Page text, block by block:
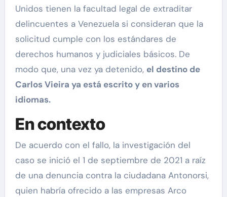
Unidos tienen la facultad legal de extraditar
delincuentes a Venezuela si consideran que la
solicitud cumple con los estándares de
derechos humanos y judiciales básicos. De
modo que, una vez ya detenido, el destino de
Carlos Vieira ya está escrito y en varios
idiomas.
En contexto
De acuerdo con el fallo, la investigación del
caso se inició el 1 de septiembre de 2021 a raíz
de una denuncia contra la ciudadana Antonorsi,
quien habría ofrecido a las empresas Arco